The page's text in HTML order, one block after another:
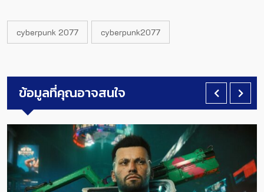
cyberpunk 2077 cyberpunk2077
ข้อมูลที่คุณอาจสนใจ